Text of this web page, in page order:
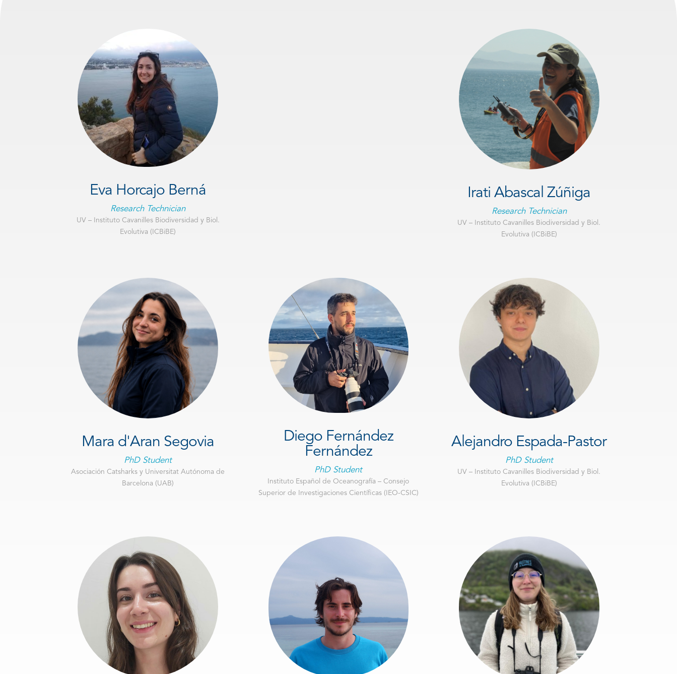
Eva Horcajo Berná
Research Technician
UV – Instituto Cavanilles Biodiversidad y Biol.
Evolutiva (ICBiBE)
Irati Abascal Zúñiga
Research Technician
UV – Instituto Cavanilles Biodiversidad y Biol.
Evolutiva (ICBiBE)
Mara d'Aran Segovia
PhD Student
Asociación Catsharks y Universitat Autónoma de
Barcelona (UAB)
Diego Fernández
Fernández
PhD Student
Instituto Español de Oceanografía – Consejo
Superior de Investigaciones Científicas (IEO-CSIC)
Alejandro Espada-Pastor
PhD Student
UV – Instituto Cavanilles Biodiversidad y Biol.
Evolutiva (ICBiBE)